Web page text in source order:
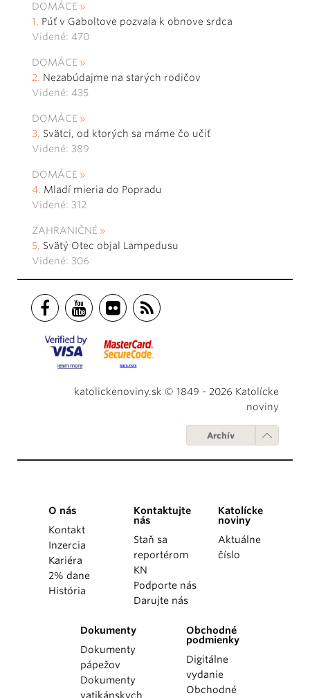
DOMÁCE
Púť v Gaboltove pozvala k obnove srdca
Videné: 470
DOMÁCE
Nezabúdajme na starých rodičov
Videné: 435
DOMÁCE
Svätci, od ktorých sa máme čo učiť
Videné: 389
DOMÁCE
Mladí mieria do Popradu
Videné: 312
ZAHRANIČNÉ
Svätý Otec objal Lampedusu
Videné: 306
katolickenoviny.sk © 1849 - 2026 Katolícke
noviny
Archív
O nás
Kontakt
Inzercia
Kariéra
2% dane
História
Kontaktujte
nás
Staň sa
reportérom
KN
Podporte nás
Darujte nás
Katolícke
noviny
Aktuálne
číslo
Dokumenty
Dokumenty
pápežov
Dokumenty
vatikánskych
Obchodné
podmienky
Digitálne
vydanie
Obchodné